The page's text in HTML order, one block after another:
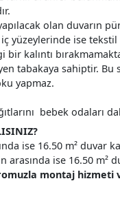
olan duvarın
yüzeylerinde ise tekstil
kalıntı
tabakaya sahiptir. Bu
yapmaz.
bebek odaları
ise 16.50 m² duvar
arasında ise 16.50 m²
montaj